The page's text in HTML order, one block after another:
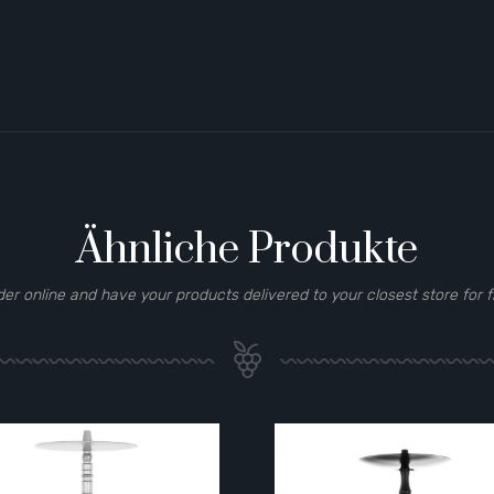
Ähnliche Produkte
online and have your products delivered to your closest store for